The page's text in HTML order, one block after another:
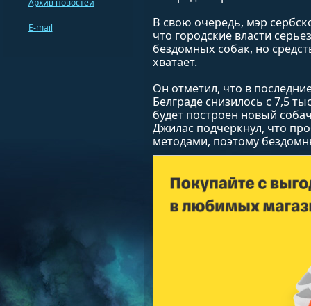
В свою очередь, мэр
что городские власти
бездомных собак, но
хватает.
Он отметил, что в
Белграде снизилось с 7,5
будет построен новый
Джилас подчеркнул, что
методами, поэтому
Архив новостей
E-mail